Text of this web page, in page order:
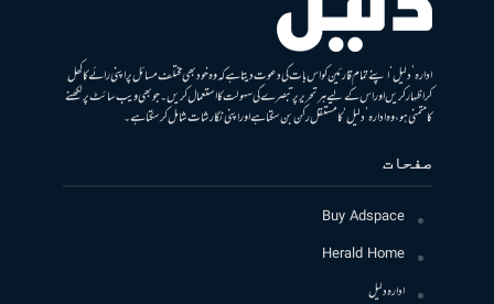
ادارہ ’دلیل‘ اپنے تمام قارئین کو اس بات کی دعوت دیتا ہے کہ وہ خود بھی مختلف مسائل پر اپنی رائے کا کھل
کر اظہار کریں اور اس کے لیے ہر تحریر پر تبصرے کی سہولت کا استعمال کریں۔ جو بھی ویب سائٹ پر لکھنے
کا متمنی ہو، وہ ادارہ ’دلیل‘ کا مستقل رکن بن سکتا ہے اور اپنی نگارشات شامل کرسکتا ہے۔
صفحات
Buy Adspace
Herald Home
ادارہ دلیل